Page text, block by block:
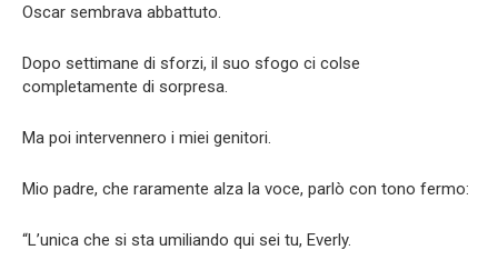
Oscar sembrava abbattuto.
Dopo settimane di sforzi, il suo sfogo ci colse
completamente di sorpresa.
Ma poi intervennero i miei genitori.
Mio padre, che raramente alza la voce, parlò con tono fermo:
“L’unica che si sta umiliando qui sei tu, Everly.